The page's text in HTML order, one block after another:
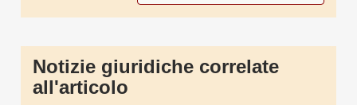
Notizie giuridiche correlate
all'articolo